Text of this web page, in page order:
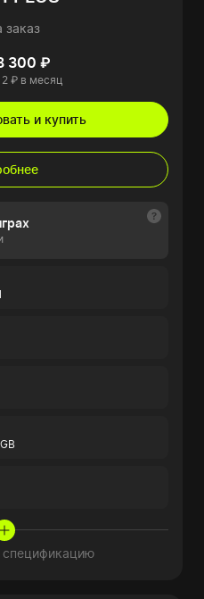
заказ
300 ₽
₽ в месяц
и купить
спецификацию